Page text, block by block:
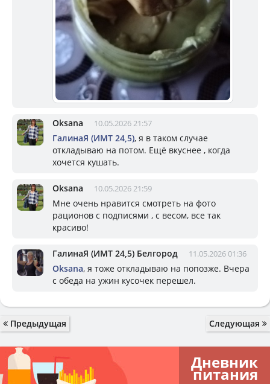
Oksana 10.05.2026 21:57
ГалинаЯ (ИМТ 24,5), я в таком случае
откладываю на потом. Ещё вкуснее , когда
хочется кушать.
Oksana 10.05.2026 21:59
Мне очень нравится смотреть на фото
рационов с подписями , с весом, все так
красиво!
ГалинаЯ (ИМТ 24,5) Белгород 11.05.2026 01:36
Oksana, я тоже откладываю на попозже. Вчера
с обеда на ужин кусочек перешел.
Предыдущая Следующая
Дневник
питания